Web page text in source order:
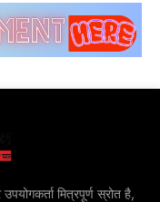
मित्रपूर्ण स्रोत है,